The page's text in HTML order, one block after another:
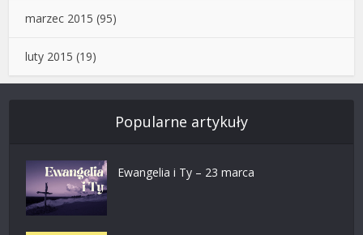
marzec 2015 (95)
luty 2015 (19)
Popularne artykuły
Ewangelia i Ty – 23 marca